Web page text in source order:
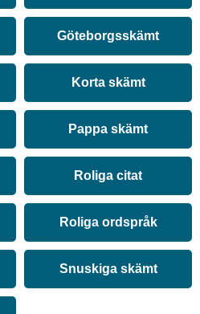
Göteborgsskämt
Korta skämt
Pappa skämt
Roliga citat
Roliga ordspråk
Snuskiga skämt